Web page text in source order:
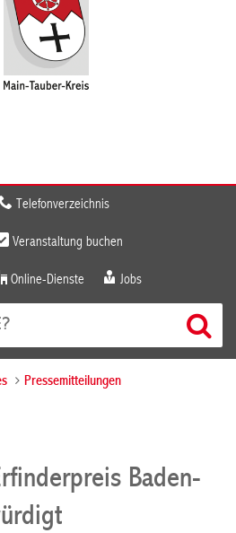
Telefonverzeichnis
Veranstaltung buchen
Online-Dienste Jobs
Pressemitteilungen
Baden-